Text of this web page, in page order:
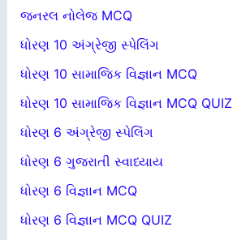
જનરલ નોલેજ MCQ
ધોરણ 10 અંગ્રેજી સ્પેલિંગ
ધોરણ 10 સામાજિક વિજ્ઞાન MCQ
ધોરણ 10 સામાજિક વિજ્ઞાન MCQ QUIZ
ધોરણ 6 અંગ્રેજી સ્પેલિંગ
ધોરણ 6 ગુજરાતી સ્વાધ્યાય
ધોરણ 6 વિજ્ઞાન MCQ
ધોરણ 6 વિજ્ઞાન MCQ QUIZ